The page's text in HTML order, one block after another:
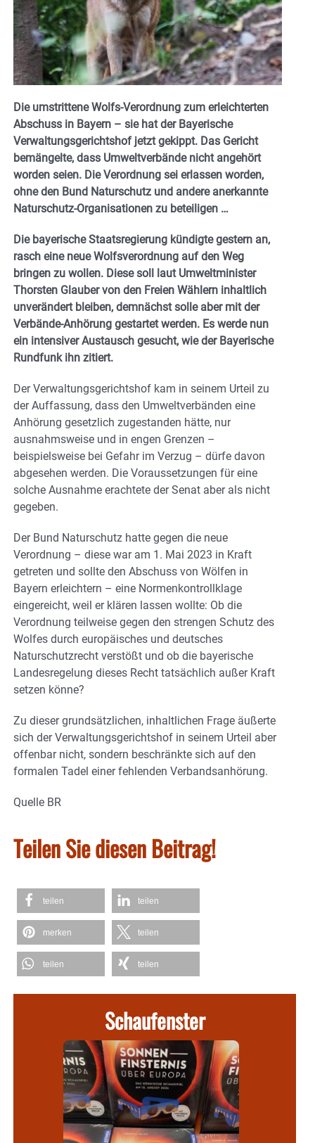
Die umstrittene Wolfs-Verordnung zum erleichterten
Abschuss in Bayern – sie hat der Bayerische
Verwaltungsgerichtshof jetzt gekippt. Das Gericht
bemängelte, dass Umweltverbände nicht angehört
worden seien. Die Verordnung sei erlassen worden,
ohne den Bund Naturschutz und andere anerkannte
Naturschutz-Organisationen zu beteiligen …
Die bayerische Staatsregierung kündigte gestern an,
rasch eine neue Wolfsverordnung auf den Weg
bringen zu wollen. Diese soll laut Umweltminister
Thorsten Glauber von den Freien Wählern inhaltlich
unverändert bleiben, demnächst solle aber mit der
Verbände-Anhörung gestartet werden. Es werde nun
ein intensiver Austausch gesucht, wie der Bayerische
Rundfunk ihn zitiert.
Der Verwaltungsgerichtshof kam in seinem Urteil zu
der Auffassung, dass den Umweltverbänden eine
Anhörung gesetzlich zugestanden hätte, nur
ausnahmsweise und in engen Grenzen –
beispielsweise bei Gefahr im Verzug – dürfe davon
abgesehen werden. Die Voraussetzungen für eine
solche Ausnahme erachtete der Senat aber als nicht
gegeben.
Der Bund Naturschutz hatte gegen die neue
Verordnung – diese war am 1. Mai 2023 in Kraft
getreten und sollte den Abschuss von Wölfen in
Bayern erleichtern – eine Normenkontrollklage
eingereicht, weil er klären lassen wollte: Ob die
Verordnung teilweise gegen den strengen Schutz des
Wolfes durch europäisches und deutsches
Naturschutzrecht verstößt und ob die bayerische
Landesregelung dieses Recht tatsächlich außer Kraft
setzen könne?
Zu dieser grundsätzlichen, inhaltlichen Frage äußerte
sich der Verwaltungsgerichtshof in seinem Urteil aber
offenbar nicht, sondern beschränkte sich auf den
formalen Tadel einer fehlenden Verbandsanhörung.
Quelle BR
Teilen Sie diesen Beitrag!
teilen teilen
merken teilen
teilen teilen
Schaufenster